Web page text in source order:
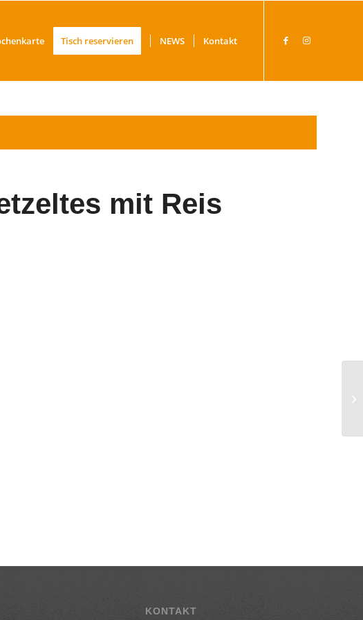
Tisch reservieren NEWS Kontakt
mit Reis
KONTAKT